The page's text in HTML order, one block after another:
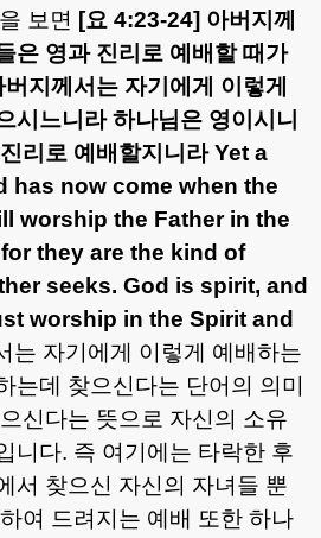
보면 [요 4:23-24] 아버지께
은 영과 진리로 예배할 때가
지께서는 자기에게 이렇게
시느니라 하나님은 영이시니
리로 예배할지니라Yet a
has now come when the
worship the Father in the
they are the kind of
seeks. God is spirit, and
worship in the Spirit and
는 자기에게 이렇게 예배하는
는데 찾으신다는 단어의 의미
신다는 뜻으로 자신의 소유
니다. 즉 여기에는 타락한 후
서 찾으신 자신의 자녀들 뿐
여 드려지는 예배 또한 하나